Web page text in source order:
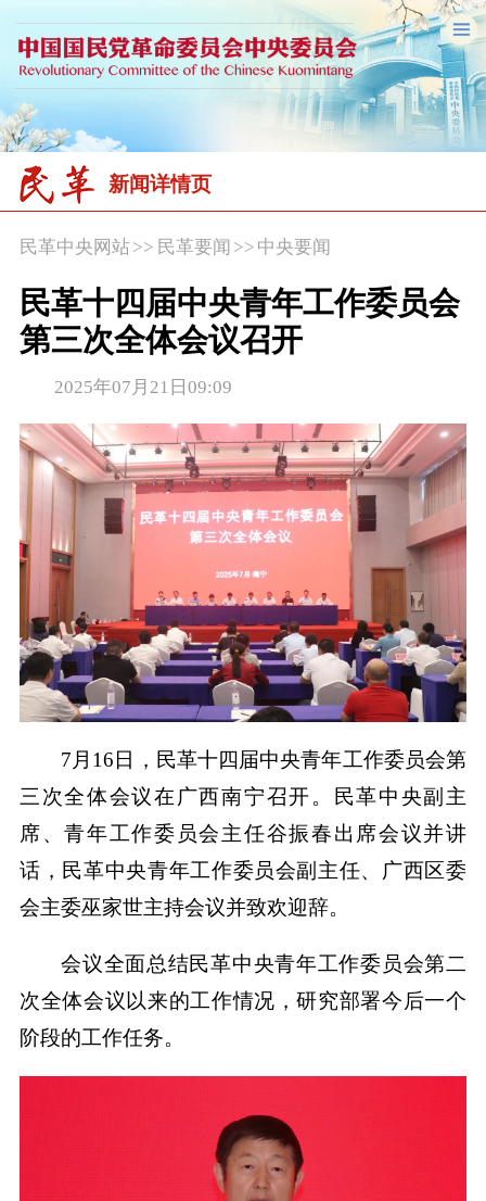
新闻详情页
民革中央网站>> 民革要闻 >> 中央要闻
民革十四届中央青年工作委员会
第三次全体会议召开
2025年07月21日09:09
7月16日，民革十四届中央青年工作委员会第
三次全体会议在广西南宁召开。民革中央副主
席、青年工作委员会主任谷振春出席会议并讲
话，民革中央青年工作委员会副主任、广西区委
会主委巫家世主持会议并致欢迎辞。
会议全面总结民革中央青年工作委员会第二
次全体会议以来的工作情况，研究部署今后一个
阶段的工作任务。